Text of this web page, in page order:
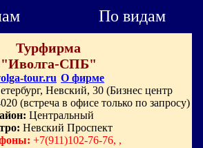
По видам
Турфирма
"Иволга-СПБ"
tour.ru О фирме
Невский, 30 (Бизнес центр
(встреча в офисе только по запросу)
Центральный
Невский Проспект
+7(911)102-76-76, ,